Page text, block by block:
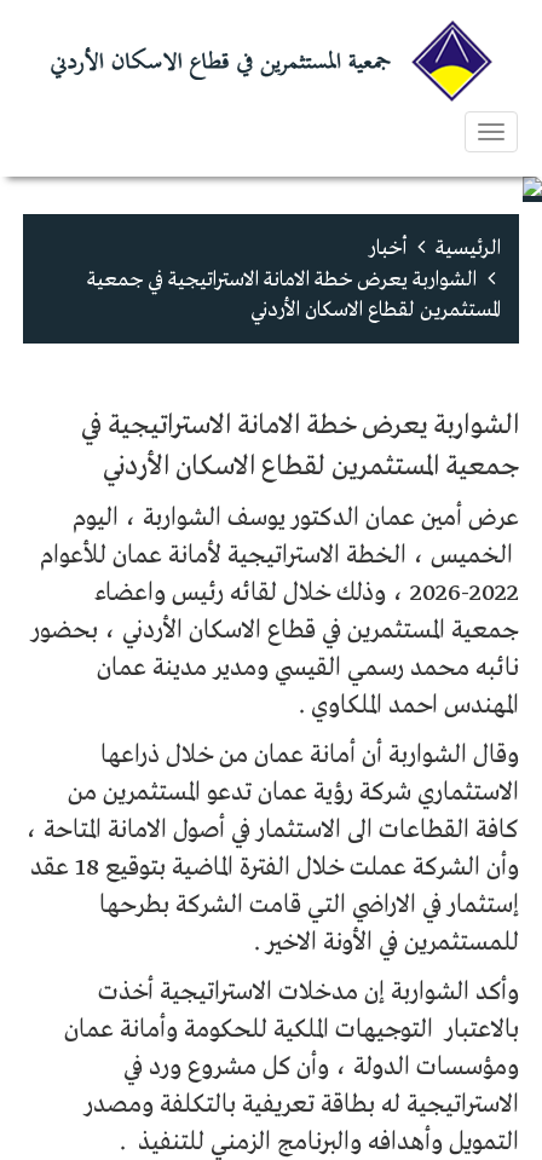
Toggle
navigation
الرئيسية
أخبار
الشواربة يعرض خطة الامانة الاستراتيجية في جمعية
المستثمرين لقطاع الاسكان الأردني
الشواربة يعرض خطة الامانة الاستراتيجية في
جمعية المستثمرين لقطاع الاسكان الأردني
عرض أمين عمان الدكتور يوسف الشواربة ، اليوم
الخميس ، الخطة الاستراتيجية لأمانة عمان للأعوام
2022-2026 ، وذلك خلال لقائه رئيس واعضاء
جمعية المستثمرين في قطاع الاسكان الأردني ، بحضور
نائبه محمد رسمي القيسي ومدير مدينة عمان
المهندس احمد الملكاوي .
وقال الشواربة أن أمانة عمان من خلال ذراعها
الاستثماري شركة رؤية عمان تدعو المستثمرين من
كافة القطاعات الى الاستثمار في أصول الامانة المتاحة ،
وأن الشركة عملت خلال الفترة الماضية بتوقيع 18 عقد
إستثمار في الاراضي التي قامت الشركة بطرحها
للمستثمرين في الأونة الاخير .
وأكد الشواربة إن مدخلات الاستراتيجية أخذت
بالاعتبار التوجيهات الملكية للحكومة وأمانة عمان
ومؤسسات الدولة ، وأن كل مشروع ورد في
الاستراتيجية له بطاقة تعريفية بالتكلفة ومصدر
التمويل وأهدافه والبرنامج الزمني للتنفيذ .